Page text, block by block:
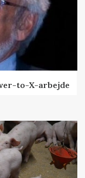
to-X-arbejde